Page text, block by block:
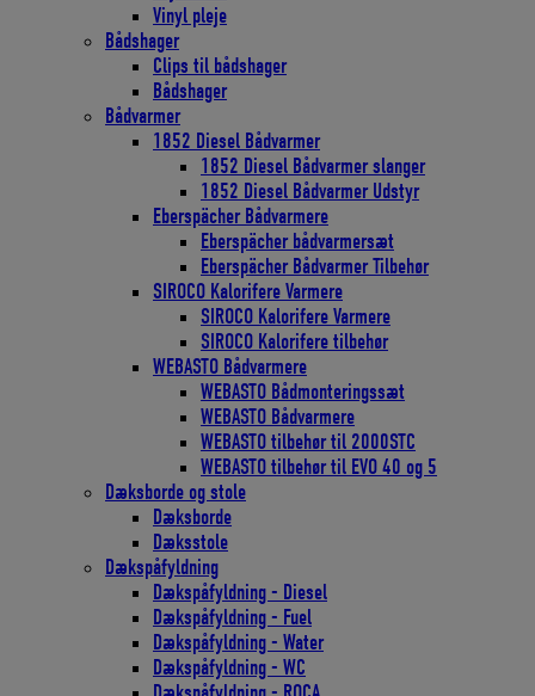
Vinyl pleje
Bådshager
Clips til bådshager
Bådshager
Bådvarmer
1852 Diesel Bådvarmer
1852 Diesel Bådvarmer slanger
1852 Diesel Bådvarmer Udstyr
Eberspächer Bådvarmere
Eberspächer bådvarmersæt
Eberspächer Bådvarmer Tilbehør
SIROCO Kalorifere Varmere
SIROCO Kalorifere Varmere
SIROCO Kalorifere tilbehør
WEBASTO Bådvarmere
WEBASTO Bådmonteringssæt
WEBASTO Bådvarmere
WEBASTO tilbehør til 2000STC
WEBASTO tilbehør til EVO 40 og 5
Dæksborde og stole
Dæksborde
Dæksstole
Dækspåfyldning
Dækspåfyldning - Diesel
Dækspåfyldning - Fuel
Dækspåfyldning - Water
Dækspåfyldning - WC